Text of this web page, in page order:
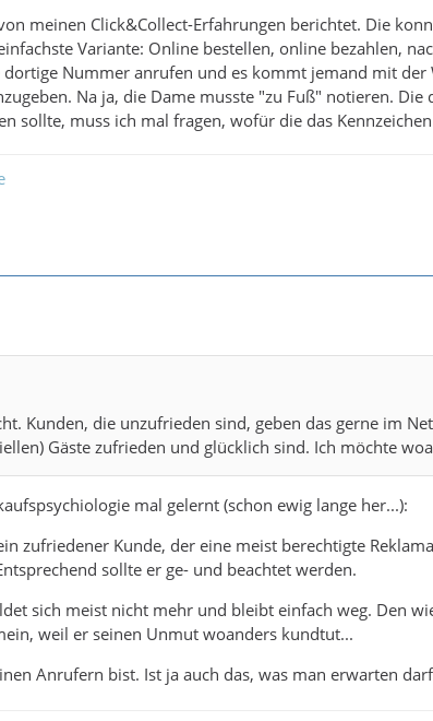
meinen Click&Collect-Erfahrungen berichtet. Die
Variante: Online bestellen, online bezahlen,
Nummer anrufen und es kommt jemand mit der
Na ja, die Dame musste "zu Fuß" notieren.
sollte, muss ich mal fragen, wofür die das
Kunden, die unzufrieden sind, geben das gerne im
Gäste zufrieden und glücklich sind. Ich möchte
mal gelernt (schon ewig lange her...):
zufriedener Kunde, der eine meist berechtigte
sollte er ge- und beachtet werden.
sich meist nicht mehr und bleibt einfach weg. Den
weil er seinen Unmut woanders kundtut...
Anrufern bist. Ist ja auch das, was man erwarten